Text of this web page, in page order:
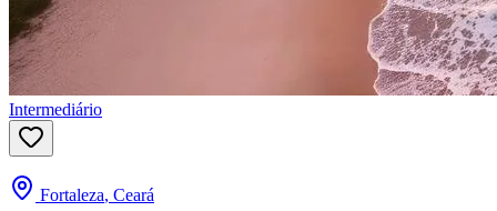
Intermediário
Fortaleza, Ceará